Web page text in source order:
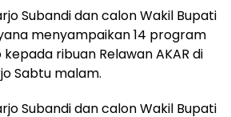
Subandi dan calon Wakil Bupati
menyampaikan 14 program
kepada ribuan Relawan AKAR di
Sabtu malam.
Subandi dan calon Wakil Bupati